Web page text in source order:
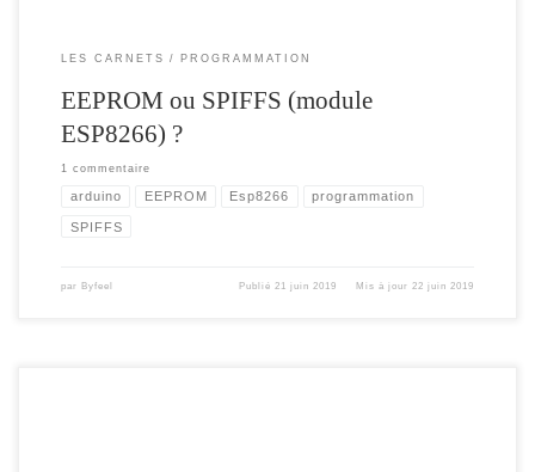
LES CARNETS PROGRAMMATION
EEPROM ou SPIFFS (module
ESP8266) ?
1 commentaire
arduino EEPROM Esp8266 programmation
SPIFFS
par Byfeel Publié21 juin 2019 Mis à jour22 juin 2019